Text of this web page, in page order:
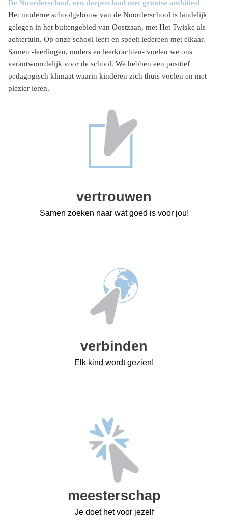
De Noorderschool, een dorpsschool met grootse ambities!
Het moderne schoolgebouw van de Noorderschool is landelijk
gelegen in het buitengebied van Oostzaan, met Het Twiske als
achtertuin. Op onze school leert en speelt iedereen met elkaar.
Samen -leerlingen, ouders en leerkrachten- voelen we ons
verantwoordelijk voor de school. We hebben een positief
pedagogisch klimaat waarin kinderen zich thuis voelen en met
plezier leren.
vertrouwen
Samen zoeken naar wat goed is voor jou!
verbinden
Elk kind wordt gezien!
meesterschap
Je doet het voor jezelf